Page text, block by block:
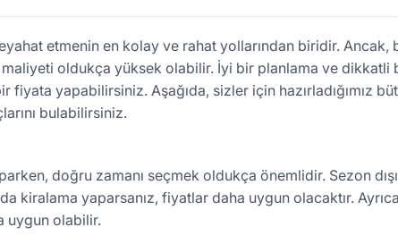
etmenin en kolay ve rahat yollarından biridir. Ancak,
oldukça yüksek olabilir. İyi bir planlama ve dikkatli
fiyata yapabilirsiniz. Aşağıda, sizler için hazırladığımız
bulabilirsiniz.
doğru zamanı seçmek oldukça önemlidir. Sezon
kiralama yaparsanız, fiyatlar daha uygun olacaktır.
uygun olabilir.